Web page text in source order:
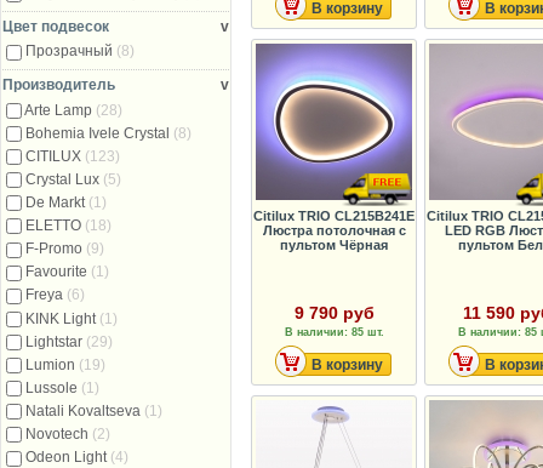
Цвет подвесок
v
Прозрачный (8)
Производитель
v
Arte Lamp (28)
Bohemia Ivele Crystal (8)
CITILUX (123)
Crystal Lux (5)
De Markt(1)
ELETTO (18)
F-Promo (9)
Favourite (1)
Freya (6)
KINK Light (1)
Lightstar (29)
Lumion (19)
Lussole (1)
Natali Kovaltseva (1)
Novotech (2)
Odeon Light(4)
В корзину В
Citilux TRIO CL215B241E
Люстра потолочная с
пультом Чёрная
9 790 руб
В наличии: 85 шт.
В корзину
Citilux ТRIO
LED RGB
пультом
11 590
В наличии: 85
В